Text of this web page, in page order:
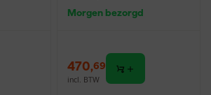
2x 150m - 3 lijnen
Morgen bezorgd
470,69
incl. BTW